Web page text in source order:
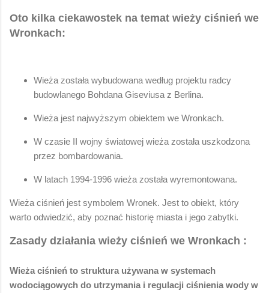
Oto kilka ciekawostek na temat wieży ciśnień we
Wronkach:
Wieża została wybudowana według projektu radcy
budowlanego Bohdana Giseviusa z Berlina.
Wieża jest najwyższym obiektem we Wronkach.
W czasie II wojny światowej wieża została uszkodzona
przez bombardowania.
W latach 1994-1996 wieża została wyremontowana.
Wieża ciśnień jest symbolem Wronek. Jest to obiekt, który
warto odwiedzić, aby poznać historię miasta i jego zabytki.
Zasady działania wieży ciśnień we Wronkach :
Wieża ciśnień to struktura używana w systemach
wodociągowych do utrzymania i regulacji ciśnienia wody w